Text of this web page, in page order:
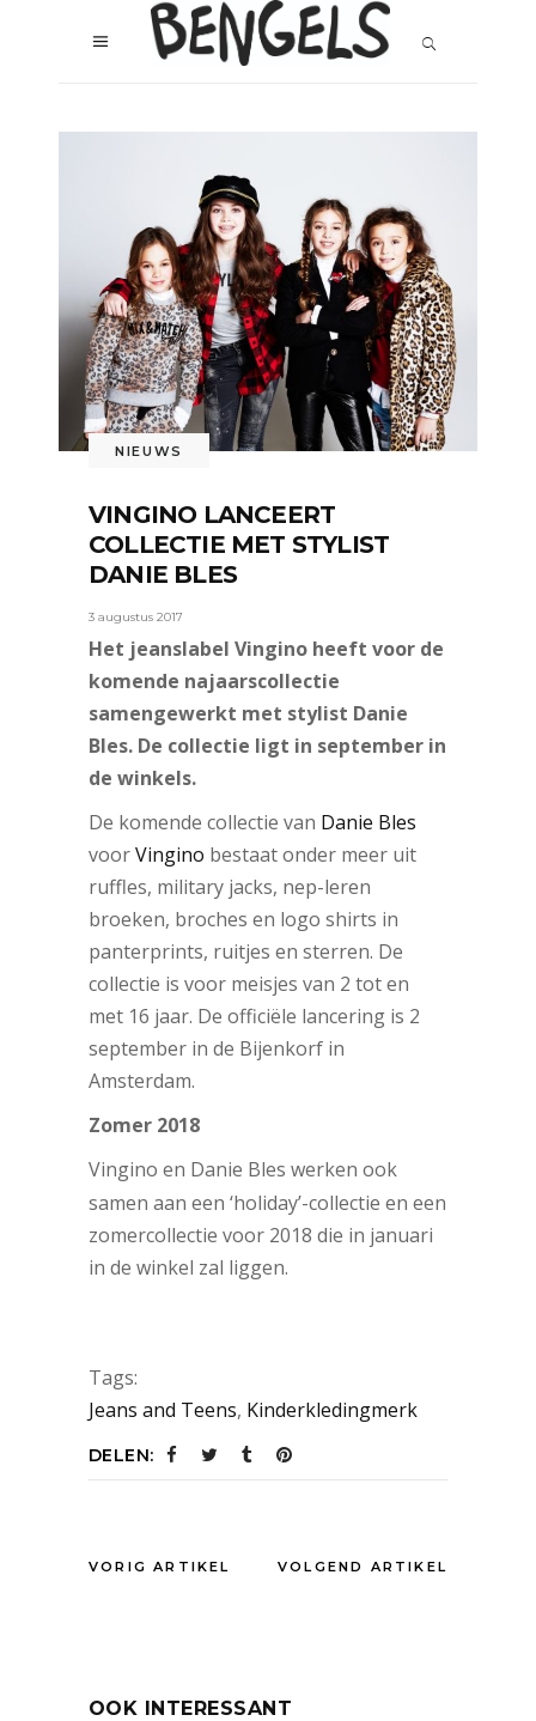
NIEUWS
VINGINO LANCEERT
COLLECTIE MET STYLIST
DANIE BLES
3 augustus 2017
Het jeanslabel Vingino heeft voor de
komende najaarscollectie
samengewerkt met stylist Danie
Bles. De collectie ligt in september in
de winkels.
De komende collectie van Danie Bles
voorVingino bestaat onder meer uit
ruffles, military jacks, nep-leren
broeken, broches en logo shirts in
panterprints, ruitjes en sterren. De
collectie is voor meisjes van 2 tot en
met 16 jaar. De officiële lancering is 2
september in de Bijenkorf in
Amsterdam.
Zomer 2018
Vingino en Danie Bles werken ook
samen aan een ‘holiday’-collectie en een
zomercollectie voor 2018 die in januari
in de winkel zal liggen.
Tags:
Jeans and Teens, Kinderkledingmerk
DELEN:
VORIG ARTIKEL VOLGEND ARTIKEL
OOK INTERESSANT